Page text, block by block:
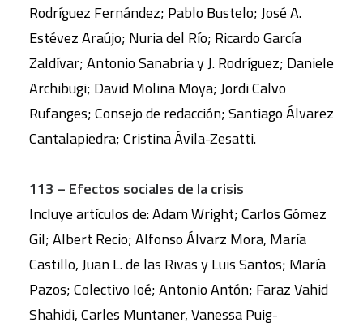
Rodríguez Fernández; Pablo Bustelo; José A.
Estévez Araújo; Nuria del Río; Ricardo García
Zaldívar; Antonio Sanabria y J. Rodríguez; Daniele
Archibugi; David Molina Moya; Jordi Calvo
Rufanges; Consejo de redacción; Santiago Álvarez
Cantalapiedra; Cristina Ávila-Zesatti.
113 – Efectos sociales de la crisis
Incluye artículos de: Adam Wright; Carlos Gómez
Gil; Albert Recio; Alfonso Álvarz Mora, María
Castillo, Juan L. de las Rivas y Luis Santos; María
Pazos; Colectivo Ioé; Antonio Antón; Faraz Vahid
Shahidi, Carles Muntaner, Vanessa Puig-